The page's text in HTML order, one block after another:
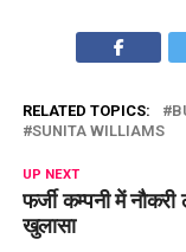
RELATED TOPICS:
SUNITA WILLIAMS
UP NEXT
फर्जी कम्पनी में
खुलासा